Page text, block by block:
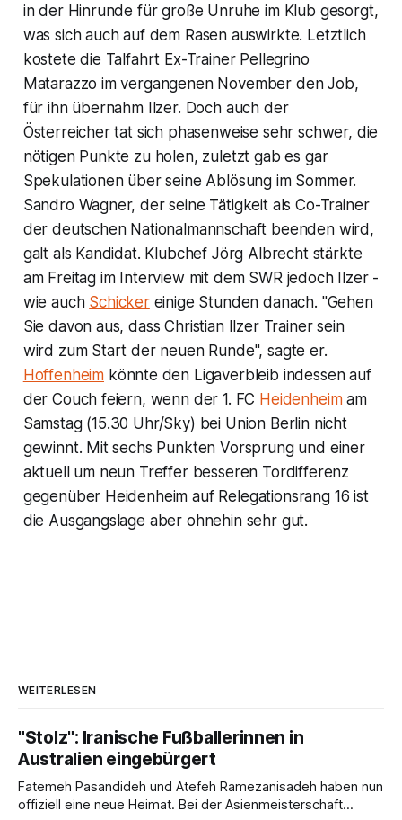
in der Hinrunde für große Unruhe im Klub gesorgt,
was sich auch auf dem Rasen auswirkte. Letztlich
kostete die Talfahrt Ex-Trainer Pellegrino
Matarazzo im vergangenen November den Job,
für ihn übernahm Ilzer. Doch auch der
Österreicher tat sich phasenweise sehr schwer, die
nötigen Punkte zu holen, zuletzt gab es gar
Spekulationen über seine Ablösung im Sommer.
Sandro Wagner, der seine Tätigkeit als Co-Trainer
der deutschen Nationalmannschaft beenden wird,
galt als Kandidat. Klubchef Jörg Albrecht stärkte
am Freitag im Interview mit dem SWR jedoch Ilzer -
wie auch Schickereinige Stunden danach. "Gehen
Sie davon aus, dass Christian Ilzer Trainer sein
wird zum Start der neuen Runde", sagte er.
Hoffenheim könnte den Ligaverbleib indessen auf
der Couch feiern, wenn der 1. FC Heidenheimam
Samstag (15.30 Uhr/Sky) bei Union Berlin nicht
gewinnt. Mit sechs Punkten Vorsprung und einer
aktuell um neun Treffer besseren Tordifferenz
gegenüber Heidenheim auf Relegationsrang 16 ist
die Ausgangslage aber ohnehin sehr gut.
WEITERLESEN
"Stolz": Iranische Fußballerinnen in
Australien eingebürgert
Fatemeh Pasandideh und Atefeh Ramezanisadeh haben nun
offiziell eine neue Heimat. Bei der Asienmeisterschaft